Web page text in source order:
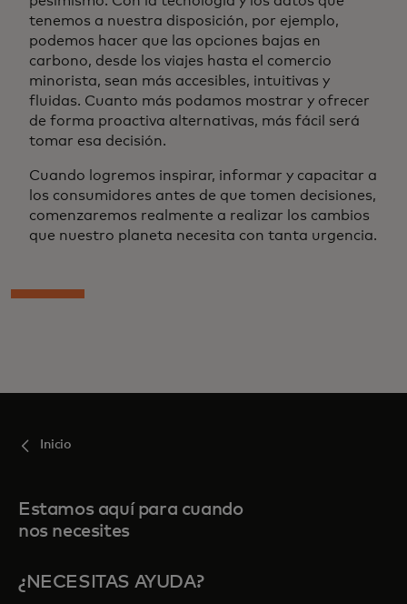
tenemos a nuestra disposición, por ejemplo,
podemos hacer que las opciones bajas en
carbono, desde los viajes hasta el comercio
minorista, sean más accesibles, intuitivas y
fluidas. Cuanto más podamos mostrar y ofrecer
de forma proactiva alternativas, más fácil será
tomar esa decisión.
Cuando logremos inspirar, informar y capacitar a
los consumidores antes de que tomen decisiones,
comenzaremos realmente a realizar los cambios
que nuestro planeta necesita con tanta urgencia.
Inicio
Estamos aquí para cuando
nos necesites
¿NECESITAS AYUDA?